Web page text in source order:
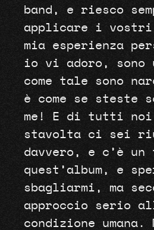
band, e riesco
applicare i
mia esperienza
io vi adoro, sono
come tale sono
è come se steste
me! E di tutti
stavolta ci sei
davvero, e c’è un
quest’album, e
sbagliarmi, ma
approccio serio
condizione umana.